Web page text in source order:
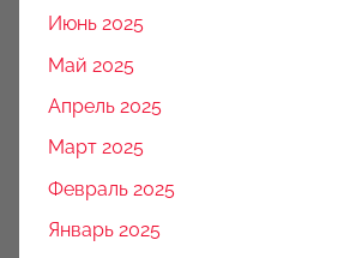
Июнь 2025
Май 2025
Апрель 2025
Март 2025
Февраль 2025
Январь 2025